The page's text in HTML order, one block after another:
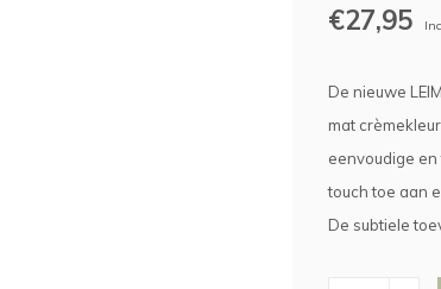
€27,95
De nieuwe
mat
eenvoudige
touch toe aan
De subtiele